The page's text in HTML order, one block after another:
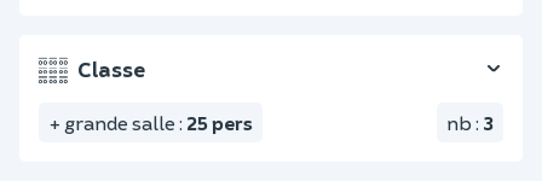
Classe
+ grande salle : 25pers nb : 3